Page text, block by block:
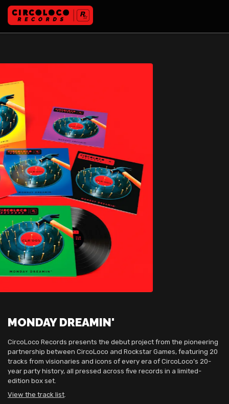
MONDAY DREAMIN'
CircoLoco Records presents the debut project from the pioneering
partnership between CircoLoco and Rockstar Games, featuring 20
tracks from visionaries and icons of every era of CircoLoco’s 20-
year party history, all pressed across five records in a limited-
edition box set.
View the track list